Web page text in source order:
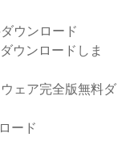
ウンロード
ウンロードしま
ェア完全版無料ダ
ード